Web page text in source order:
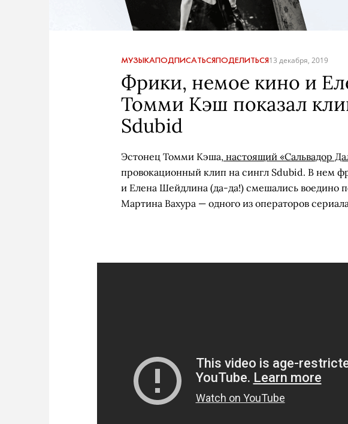
МУЗЫКАПОДПИСАТЬСЯПОДЕЛИТЬСЯ13 декабря, 2019
Фрики, немое кино и
Томми Кэш показал
Sdubid
Эстонец Томми Кэша, настоящий «Сальвадор
провокационный клип на сингл Sdubid. В нем
и Елена Шейдлина (да-да!) смешались воедино
Мартина Вахура — одного из операторов